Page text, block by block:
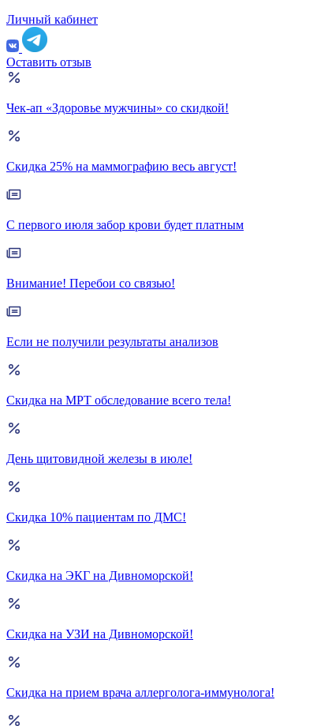
Личный кабинет
Оставить отзыв
Чек-ап «Здоровье мужчины» со скидкой!
Скидка 25% на маммографию весь август!
С первого июля забор крови будет платным
Внимание! Перебои со связью!
Если не получили результаты анализов
Скидка на МРТ обследование всего тела!
День щитовидной железы в июле!
Скидка 10% пациентам по ДМС!
Скидка на ЭКГ на Дивноморской!
Скидка на УЗИ на Дивноморской!
Скидка на прием врача аллерголога-иммунолога!